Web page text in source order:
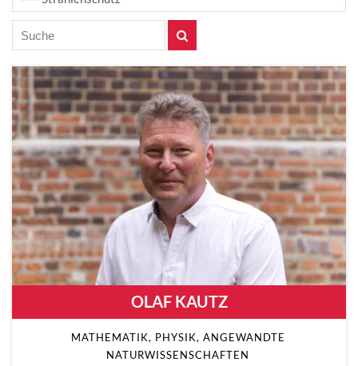
OLAF KAUTZ
MATHEMATIK, PHYSIK, ANGEWANDTE
NATURWISSENSCHAFTEN